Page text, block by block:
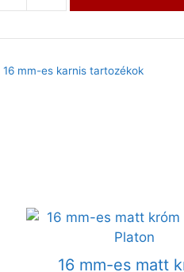
16 mm-es karnis tartozékok
16 mm-es matt